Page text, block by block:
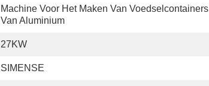
Machine Voor Het Maken Van Voedselcontainers
Van Aluminium
27KW
SIMENSE